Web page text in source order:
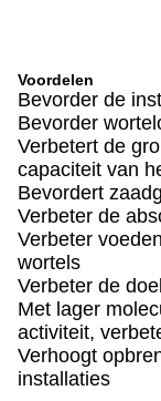
Voordelen
Bevorder de
Bevorder
Verbetert de
capaciteit van
Bevordert
Verbeter de
Verbeter
wortels
Verbeter de
Met lager
activiteit,
Verhoogt
installaties